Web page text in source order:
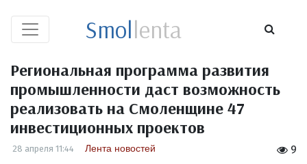
Smollenta
Региональная программа развития
промышленности даст возможность
реализовать на Смоленщине 47
инвестиционных проектов
9
28 апреля 11:44 Лента новостей